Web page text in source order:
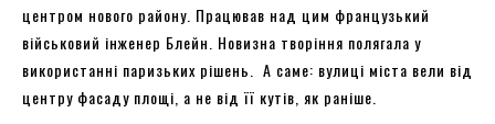
центром нового району. Працював над цим французький
військовий інженер Блейн. Новизна творіння полягала у
використанні паризьких рішень. А саме: вулиці міста вели від
центру фасаду площі, а не від її кутів, як раніше.